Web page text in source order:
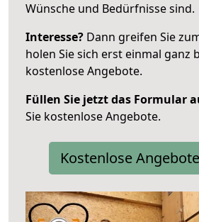
Wünsche und Bedürfnisse sind.
Interesse? Dann greifen Sie
holen Sie sich erst einmal ganz
kostenlose Angebote.
Füllen Sie jetzt das Formular
Sie kostenlose Angebote.
Kostenlose